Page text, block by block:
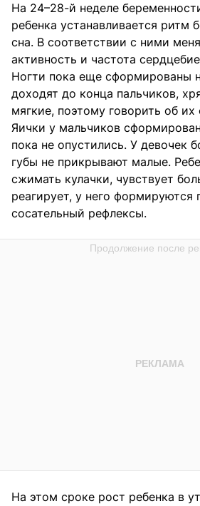
На 24–28-й неделе
ребенка устанавливается ритм
сна. В соответствии с ними
активность и частота
Ногти пока еще сформированы
доходят до конца пальчиков,
мягкие, поэтому говорить об
Яички у мальчиков
пока не опустились. У девочек
губы не прикрывают малые.
сжимать кулачки, чувствует
реагирует, у него формируются
сосательный рефлексы.
На этом сроке рост ребенка в